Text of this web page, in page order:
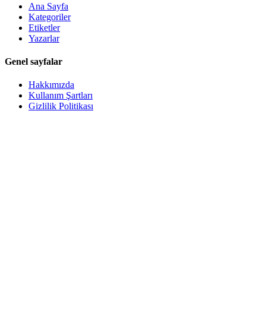
Ana Sayfa
Kategoriler
Etiketler
Yazarlar
Genel sayfalar
Hakkımızda
Kullanım Şartları
Gizlilik Politikası